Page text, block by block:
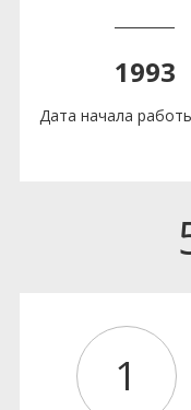
1993
Дата начала
1